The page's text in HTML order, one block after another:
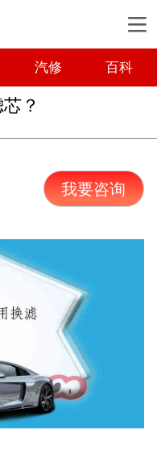
汽修 百科
？
我要咨询